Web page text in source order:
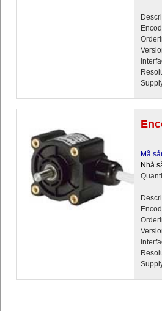
Mã
Nhà